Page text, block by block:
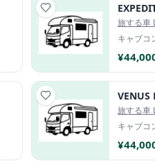
旅する車
キャブコ
VENUS
旅する車
キャブコ